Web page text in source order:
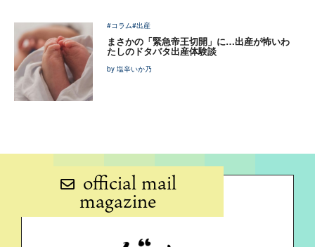
#コラム#出産
まさかの「緊急帝王切開」に…出産が怖いわ
たしのドタバタ出産体験談
by 塩辛いか乃
official mail
magazine